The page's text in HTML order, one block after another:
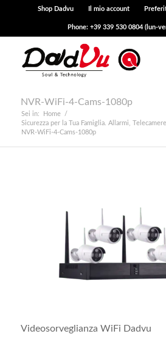
Shop Dadvu Il mio account
Phone: +39 339 530 0804 (lun-
NVR-WiFi-4-Cams-1080p
Sei in: Home
/
Sicurezza per la Tua Famiglia. Allarmi,
NVR-WiFi-4-Cams-1080p
Videosorveglianza WiFi Dadvu